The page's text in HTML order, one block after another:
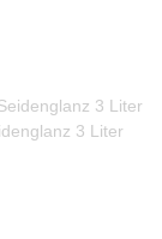
3 Liter